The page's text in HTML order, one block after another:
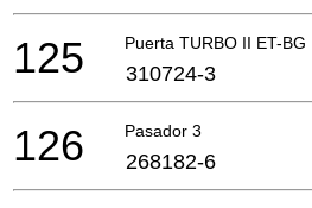
Puerta TURBO II ET-BG
125 310724-3
Pasador 3
126 268182-6